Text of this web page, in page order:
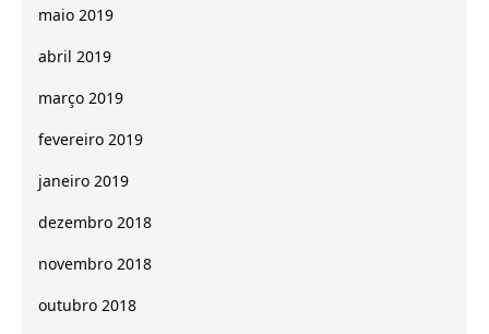
maio 2019
abril 2019
março 2019
fevereiro 2019
janeiro 2019
dezembro 2018
novembro 2018
outubro 2018